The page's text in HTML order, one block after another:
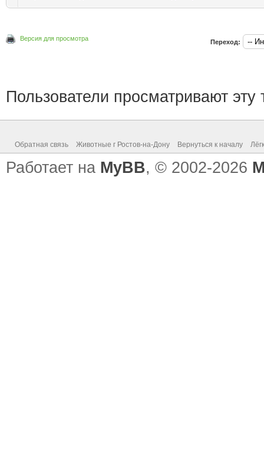
Версия для просмотра Переход:
Пользователи просматривают эту
Обратная связь Животные г Ростов-на-Дону Вернуться к началу
Работает на MyBB, © 2002-2026